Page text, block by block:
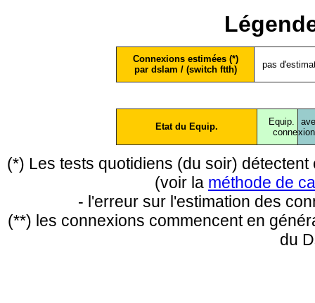
Connexions estimées (*)
par dslam / (switch ftth)
pas
Etat du Equip.
Equip.
conne
(*) Les tests quotidiens (du soir)
(voir la méthode de
- l'erreur sur l'estimation des
(**) les connexions commencent en
du